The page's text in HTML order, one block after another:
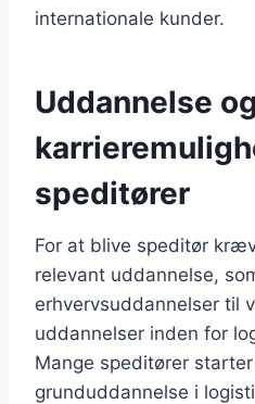
internationale kunder.
Uddannelse og
speditører
For at blive speditør
relevant uddannelse,
erhvervsuddannelser til
uddannelser inden for
Mange speditører
grunduddannelse i